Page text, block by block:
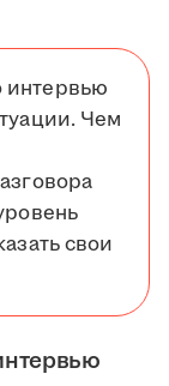
интервью
Чем
свои